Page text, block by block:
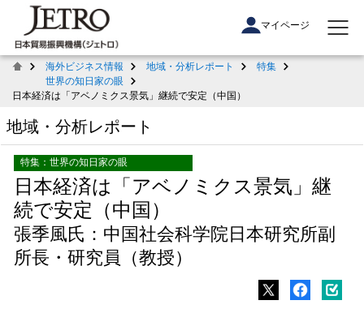
マイページ
海外ビジネス情報 地域・分析レポート
特集
世界の知日家の眼
日本経済は「アベノミクス景気」継続で安定（中国）
地域・分析レポート
特集：世界の知日家の眼
日本経済は「アベノミクス景気」継
続で安定（中国）
張季風氏：中国社会科学院日本研究所副
所長・研究員（教授）